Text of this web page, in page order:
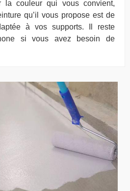
la couleur qui vous convient,
qu’il vous propose est de
à vos supports. Il reste
si vous avez besoin de